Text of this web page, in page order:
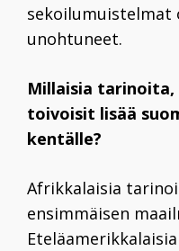
sekoilumuistelmat
unohtuneet.
Millaisia tarinoita,
toivoisit lisää
kentälle?
Afrikkalaisia
ensimmäisen